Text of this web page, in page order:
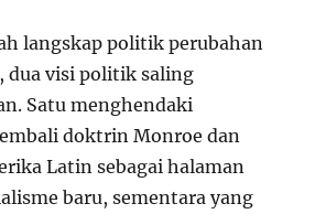
langskap politik perubahan
dua visi politik saling
Satu menghendaki
doktrin Monroe dan
Latin sebagai halaman
baru, sementara yang